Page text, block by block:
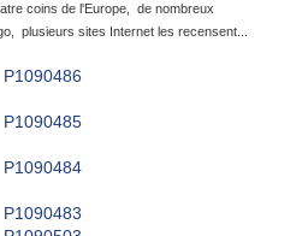
coins de l'Europe, de nombreux
plusieurs sites Internet les recensent...